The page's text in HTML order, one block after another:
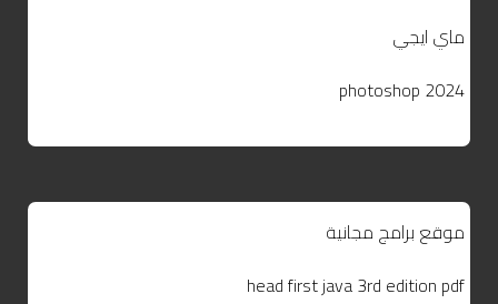
ماي ايجي
photoshop 2024
موقع برامج مجانية
head first java 3rd edition pdf